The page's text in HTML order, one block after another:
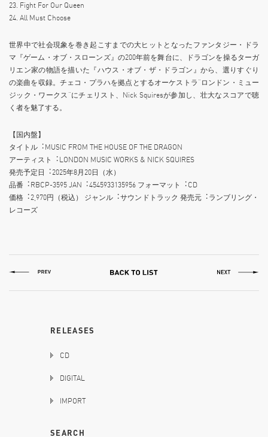
23. Fight For Our Queen
24. All Must Choose
世界中で社会現象を巻き起こすまでの大ヒットとなったファンタジー・ドラ
マ『ゲーム・オブ・スローンズ』の200年前を舞台に、ドラゴンを操るターガ
リエン家の物語を描いた『ハウス・オブ・ザ・ドラゴン』から、選りすぐり
の楽曲を収録。チェコ・プラハを拠点とするオーケストラ“ロンドン・ミュー
ジック・ワークス”にチェリスト、Nick Squiresが参加し、壮大なスコアで聴
く者を魅了する。
【国内盤】
タイトル︓MUSIC FROM THE HOUSE OF THE DRAGON
アーティスト︓LONDON MUSIC WORKS & NICK SQUIRES
発売予定⽇︓2025年8⽉20⽇（⽔）
品番︓RBCP-3595 JAN︓4545933135956 フォーマット︓CD
価格︓2,970円（税込） ジャンル︓サウンドトラック 発売元︓ランブリング・
レコーズ
RELEASES
CD
DIGITAL
IMPORT
SEARCH